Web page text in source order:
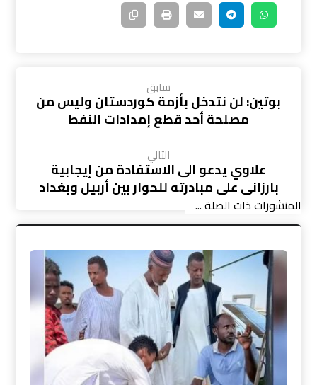
سابق
بوتين: لن نتدخل بأزمة كوردستان وليس من
مصلحة أحد قطع إمدادات النفط
التالي
علاوي يدعو الى الاستفادة من إيجابية
بارزاني على مبادرته للحوار بين أربيل وبغداد
المنشورات ذات الصلة ...